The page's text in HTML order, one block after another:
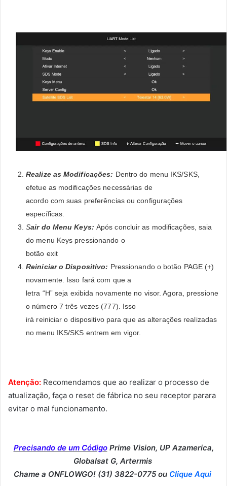
Realize as Modificações: Dentro do menu IKS/SKS,
efetue as modificações necessárias de
acordo com suas preferências ou configurações
específicas.
Sair do Menu Keys: Após concluir as modificações, saia
do menu Keys pressionando o
botão exit
Reiniciar o Dispositivo: Pressionando o botão PAGE (+)
novamente. Isso fará com que a
letra “H” seja exibida novamente no visor. Agora, pressione
o número 7 três vezes (777). Isso
irá reiniciar o dispositivo para que as alterações realizadas
no menu IKS/SKS entrem em vigor.
Atenção: Recomendamos que ao realizar o processo de
atualização, faça o reset de fábrica no seu receptor parara
evitar o mal funcionamento.
Precisando de um Código Prime Vision, UP Azamerica,
Globalsat G, Artermis
Chame a ONFLOWGO! (31) 3822-0775 ou Clique Aqui